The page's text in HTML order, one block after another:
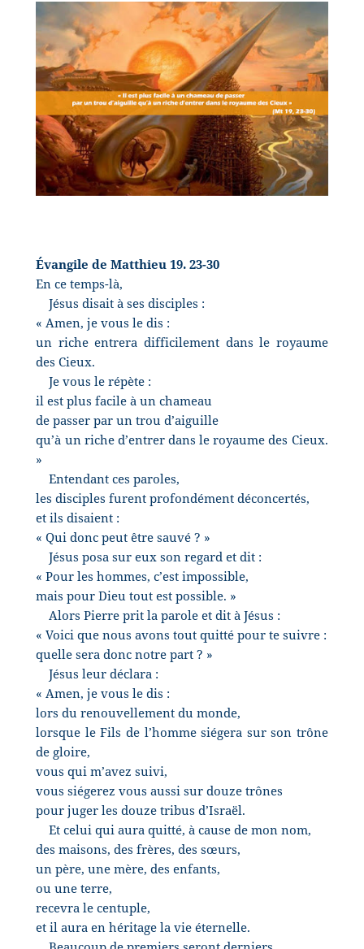
Évangile de Matthieu 19. 23-30
En ce temps-là,
Jésus disait à ses disciples :
« Amen, je vous le dis :
un riche entrera difficilement dans le royaume
des Cieux.
Je vous le répète :
il est plus facile à un chameau
de passer par un trou d’aiguille
qu’à un riche d’entrer dans le royaume des Cieux.
»
Entendant ces paroles,
les disciples furent profondément déconcertés,
et ils disaient :
« Qui donc peut être sauvé ? »
Jésus posa sur eux son regard et dit :
« Pour les hommes, c’est impossible,
mais pour Dieu tout est possible. »
Alors Pierre prit la parole et dit à Jésus :
« Voici que nous avons tout quitté pour te suivre :
quelle sera donc notre part ? »
Jésus leur déclara :
« Amen, je vous le dis :
lors du renouvellement du monde,
lorsque le Fils de l’homme siégera sur son trône
de gloire,
vous qui m’avez suivi,
vous siégerez vous aussi sur douze trônes
pour juger les douze tribus d’Israël.
Et celui qui aura quitté, à cause de mon nom,
des maisons, des frères, des sœurs,
un père, une mère, des enfants,
ou une terre,
recevra le centuple,
et il aura en héritage la vie éternelle.